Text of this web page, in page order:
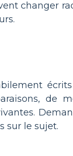
changer
de
sur le sujet.